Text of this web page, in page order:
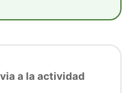
a la actividad